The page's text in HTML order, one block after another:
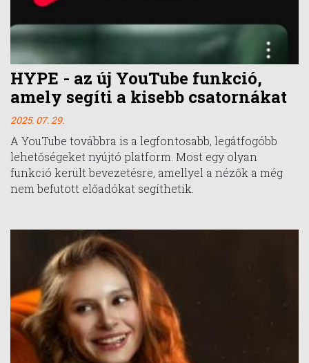
HYPE - az új YouTube funkció,
amely segíti a kisebb csatornákat
2025. 07. 29.
A YouTube továbbra is a legfontosabb, legátfogóbb
lehetőségeket nyújtó platform. Most egy olyan
funkció került bevezetésre, amellyel a nézők a még
nem befutott előadókat segíthetik.